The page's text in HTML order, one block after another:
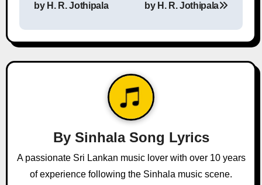
t
n
g
by H. R. Jothipala
by H. R. Jothipala
By Sinhala Song Lyrics
A passionate Sri Lankan music lover with over 10 years
of experience following the Sinhala music scene.